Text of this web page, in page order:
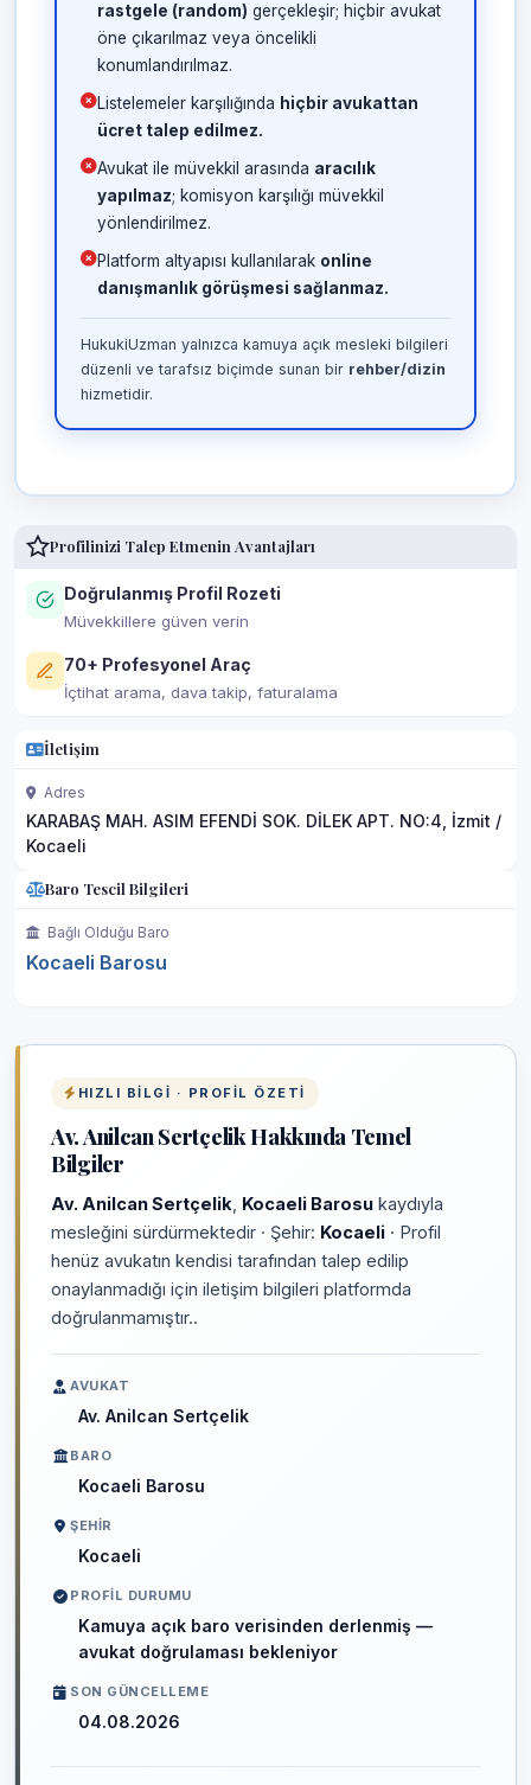
rastgele (random) gerçekleşir; hiçbir avukat
öne çıkarılmaz veya öncelikli
konumlandırılmaz.
Listelemeler karşılığında hiçbir avukattan
ücret talep edilmez.
Avukat ile müvekkil arasında aracılık
yapılmaz; komisyon karşılığı müvekkil
yönlendirilmez.
Platform altyapısı kullanılarak online
danışmanlık görüşmesi sağlanmaz.
HukukiUzman yalnızca kamuya açık mesleki bilgileri
düzenli ve tarafsız biçimde sunan bir rehber/dizin
hizmetidir.
Profilinizi Talep Etmenin Avantajları
Doğrulanmış Profil Rozeti
Müvekkillere güven verin
70+ Profesyonel Araç
İçtihat arama, dava takip, faturalama
İletişim
Adres
KARABAŞ MAH. ASIM EFENDİ SOK. DİLEK APT. NO:4, İzmit /
Kocaeli
Baro Tescil Bilgileri
Bağlı Olduğu Baro
Kocaeli Barosu
HIZLI BILGI · PROFIL ÖZETI
Av. Anilcan Sertçelik Hakkında Temel
Bilgiler
Av. Anilcan Sertçelik Kocaeli Barosu kaydıyla
mesleğini sürdürmektedir · Şehir: Kocaeli · Profil
henüz avukatın kendisi tarafından talep edilip
onaylanmadığı için iletişim bilgileri platformda
doğrulanmamıştır..
AVUKAT
Av. Anilcan Sertçelik
BARO
Kocaeli Barosu
ŞEHIR
Kocaeli
PROFIL DURUMU
Kamuya açık baro verisinden derlenmiş —
avukat doğrulaması bekleniyor
SON GÜNCELLEME
04.08.2026